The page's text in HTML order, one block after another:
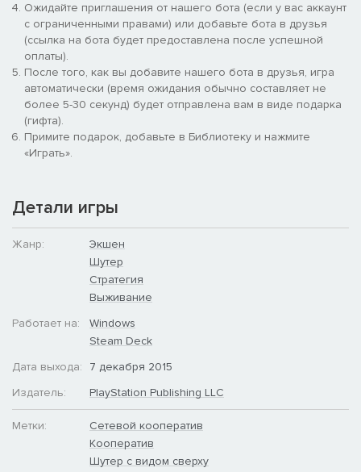
Ожидайте приглашения от нашего бота (если у вас аккаунт
с ограниченными правами) или добавьте бота в друзья
(ссылка на бота будет предоставлена после успешной
оплаты).
После того, как вы добавите нашего бота в друзья, игра
автоматически (время ожидания обычно составляет не
более 5-30 секунд) будет отправлена вам в виде подарка
(гифта).
Примите подарок, добавьте в Библиотеку и нажмите
«Играть».
Детали игры
Жанр:
Экшен
Шутер
Стратегия
Выживание
Работает на:
Windows
Steam Deck
Дата выхода:
7 декабря 2015
Издатель:
PlayStation Publishing LLC
Метки:
Сетевой кооператив
Кооператив
Шутер с видом сверху